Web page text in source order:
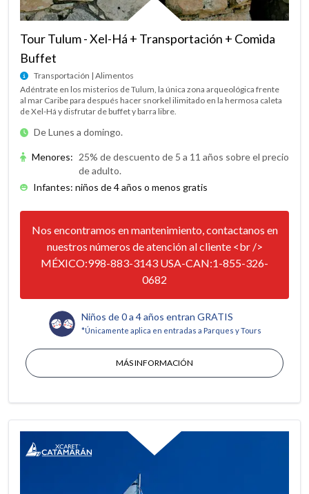
Tour Tulum - Xel-Há + Transportación + Comida
Buffet
Transportación | Alimentos
Adéntrate en los misterios de Tulum, la única zona arqueológica frente
al mar Caribe para después hacer snorkel ilimitado en la hermosa caleta
de Xel-Há y disfrutar de buffet y barra libre.
De Lunes a domingo.
Menores: 25% de descuento de 5 a 11 años sobre el precio
de adulto.
Infantes: niños de 4 años o menos gratis
Nos encontramos en mantenimiento, contactanos en
nuestros números de atención al cliente <br />
MÉXICO:998-883-3143 USA-CAN:1-855-326-
0682
Niños de 0 a 4 años entran GRATIS
*Únicamente aplica en entradas a Parques y Tours
MÁS INFORMACIÓN